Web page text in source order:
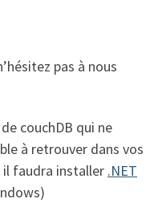
pas à nous
couchDB qui ne
à retrouver dans vos
faudra installer .NET